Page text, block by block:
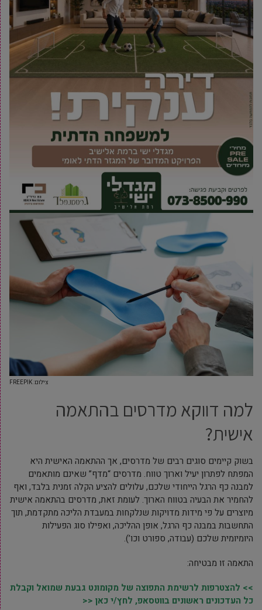
צילום: FREEPIK
למה דווקא מדרסים בהתאמה
אישית?
בשוק קיימים סוגים רבים של מדרסים, אך ההתאמה האישית היא
המפתח לפתרון יעיל וארוך טווח. מדרסים “מדף” שאינם מותאמים
למבנה כף הרגל הייחודי שלכם, עלולים להציע הקלה זמנית בלבד, ואף
להחמיר את הבעיה בטווח הארוך. לעומת זאת, מדרסים בהתאמה אישית
מיוצרים על פי מידות מדויקות שנלקחות במעבדת הליכה מתקדמת, תוך
התחשבות במבנה כף הרגל, אופן ההליכה, ואפילו סוג הפעילות
היומיומית שלכם (עבודה, ספורט וכו’).
התאמה זו מבטיחה:
>> להצטרפות לרשימת התפוצה של מקומונט גבעת שמואל וקבלת
כל העדכונים ראשונים בווטסאפ, לחץ/י כאן <<